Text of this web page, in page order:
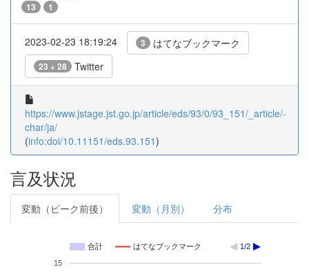
13 1
2023-02-23 18:19:24 3 はてなブックマーク
23 + 28 Twitter
https://www.jstage.jst.go.jp/article/eds/93/0/93_151/_article/-
char/ja/
(info:doi/10.11151/eds.93.151)
言及状況
変動（ピーク前後） 変動（月別） 分布
合計 はてなブックマーク 1/2
15